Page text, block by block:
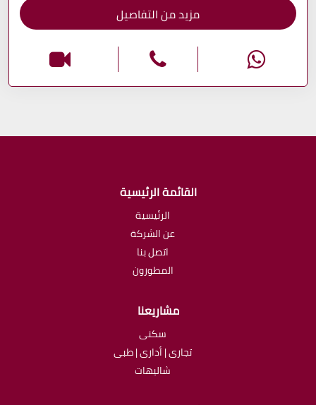
مزيد من التفاصيل
القائمة الرئيسية
الرئيسية
عن الشركة
اتصل بنا
المطورون
مشاريعنا
سكنى
تجارى | أدارى | طبى
شاليهات